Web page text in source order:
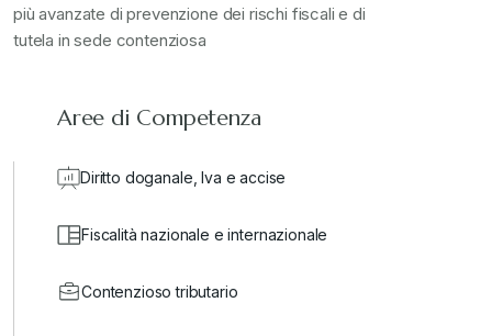
più avanzate di prevenzione dei rischi fiscali e di
tutela in sede contenziosa
Aree di Competenza
Diritto doganale, Iva e accise
Fiscalità nazionale e internazionale
Contenzioso tributario